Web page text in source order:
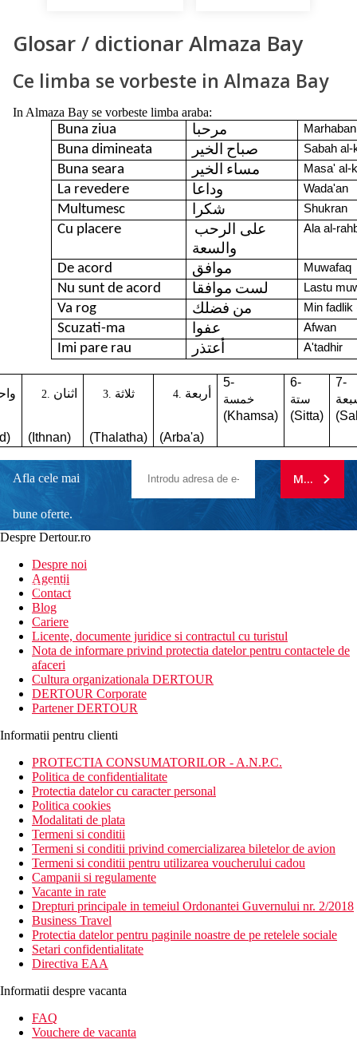
Glosar / dictionar Almaza Bay
Ce limba se vorbeste in Almaza Bay
In Almaza Bay se vorbeste limba araba:
Buna ziua مرحبا Marhaban
Buna dimineata صباح الخير Sabah al-
Buna seara مساء الخير Masa' al-
La revedere وداعا Wada'an
Multumesc شكرا Shukran
Cu placere
على الرحب
والسعة
Ala al-
De acord موافق Muwafaq
Nu sunt de acord لست موافقا Lastu
Va rog من فضلك Min
Scuzati-ma عفوا Afwan
Imi pare rau أعتذر A'tadhir
اثنان
(Ithnan)
ثلاثة
(Thalatha)
أربعة
(Arba'a)
5-
خمسة
(Khamsa)
6-
ستة
(Sitta)
7-
Afla cele mai
bune oferte.
newsletter!
MA
Despre Dertour.ro
Despre noi
Agentii
Contact
Blog
Cariere
Licente, documente juridice si contractul cu turistul
Nota de informare privind protectia datelor pentru contactele de
afaceri
Cultura organizationala DERTOUR
DERTOUR Corporate
Partener DERTOUR
Informatii pentru clienti
PROTECTIA CONSUMATORILOR - A.N.P.C.
Politica de confidentialitate
Protectia datelor cu caracter personal
Politica cookies
Modalitati de plata
Termeni si conditii
Termeni si conditii privind comercializarea biletelor de avion
Termeni si conditii pentru utilizarea voucherului cadou
Campanii si regulamente
Vacante in rate
Drepturi principale in temeiul Ordonantei Guvernului nr. 2/2018
Business Travel
Protectia datelor pentru paginile noastre de pe retelele sociale
Setari confidentialitate
Directiva EAA
Informatii despre vacanta
FAQ
Vouchere de vacanta